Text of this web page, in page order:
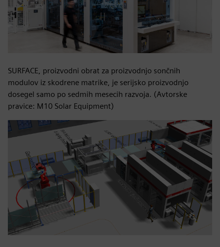
SURFACE, proizvodni obrat za proizvodnjo sončnih
modulov iz skodrene matrike, je serijsko proizvodnjo
dosegel samo po sedmih mesecih razvoja. (Avtorske
pravice: M10 Solar Equipment)